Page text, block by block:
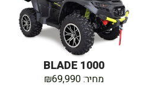
BLADE 1000
מחיר: ₪69,990